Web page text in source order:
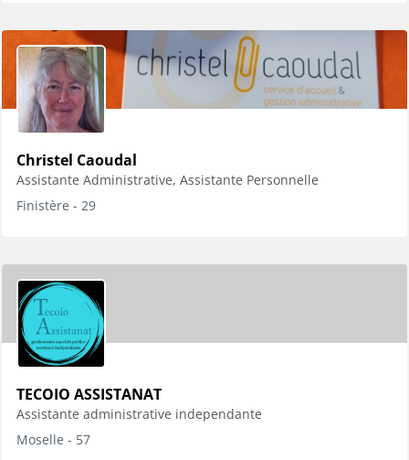
Christel Caoudal
Assistante Administrative, Assistante Personnelle
Finistère - 29
TECOIO ASSISTANAT
Assistante administrative independante
Moselle - 57